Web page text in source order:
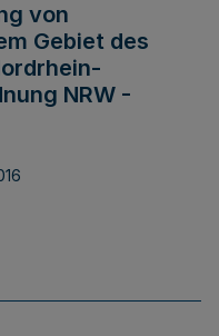
von
Gebiet des
NRW -